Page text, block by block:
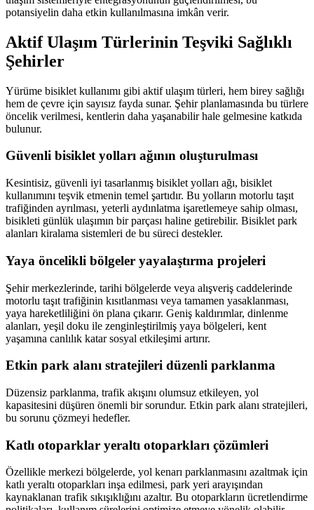
potansiyelin daha etkin kullanılmasına imkân verir.
Aktif Ulaşım Türlerinin Teşviki Sağlıklı
Şehirler
Yürüme bisiklet kullanımı gibi aktif ulaşım türleri, hem birey sağlığı
hem de çevre için sayısız fayda sunar. Şehir planlamasında bu türlere
öncelik verilmesi, kentlerin daha yaşanabilir hale gelmesine katkıda
bulunur.
Güvenli bisiklet yolları ağının oluşturulması
Kesintisiz, güvenli iyi tasarlanmış bisiklet yolları ağı, bisiklet
kullanımını teşvik etmenin temel şartıdır. Bu yolların motorlu taşıt
trafiğinden ayrılması, yeterli aydınlatma işaretlemeye sahip olması,
bisikleti günlük ulaşımın bir parçası haline getirebilir. Bisiklet park
alanları kiralama sistemleri de bu süreci destekler.
Yaya öncelikli bölgeler yayalaştırma projeleri
Şehir merkezlerinde, tarihi bölgelerde veya alışveriş caddelerinde
motorlu taşıt trafiğinin kısıtlanması veya tamamen yasaklanması,
yaya hareketliliğini ön plana çıkarır. Geniş kaldırımlar, dinlenme
alanları, yeşil doku ile zenginleştirilmiş yaya bölgeleri, kent
yaşamına canlılık katar sosyal etkileşimi artırır.
Etkin park alanı stratejileri düzenli parklanma
Düzensiz parklanma, trafik akışını olumsuz etkileyen, yol
kapasitesini düşüren önemli bir sorundur. Etkin park alanı stratejileri,
bu sorunu çözmeyi hedefler.
Katlı otoparklar yeraltı otoparkları çözümleri
Özellikle merkezi bölgelerde, yol kenarı parklanmasını azaltmak için
katlı yeraltı otoparkları inşa edilmesi, park yeri arayışından
kaynaklanan trafik sıkışıklığını azaltır. Bu otoparkların ücretlendirme